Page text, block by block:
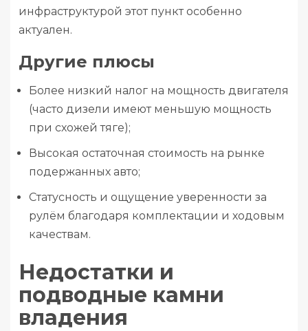
инфраструктурой этот пункт особенно
актуален.
Другие плюсы
Более низкий налог на мощность двигателя
(часто дизели имеют меньшую мощность
при схожей тяге);
Высокая остаточная стоимость на рынке
подержанных авто;
Статусность и ощущение уверенности за
рулём благодаря комплектации и ходовым
качествам.
Недостатки и
подводные камни
владения